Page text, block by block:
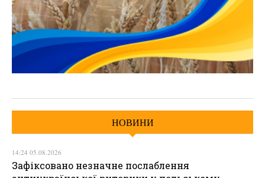
НОВИНИ
14:24 05.08.2026
Зафіксовано незначне послаблення